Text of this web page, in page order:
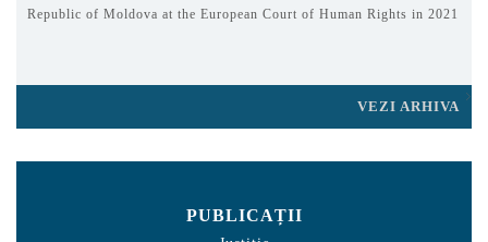
Republic of Moldova at the European Court of Human Rights in 2021
VEZI ARHIVA
PUBLICAȚII